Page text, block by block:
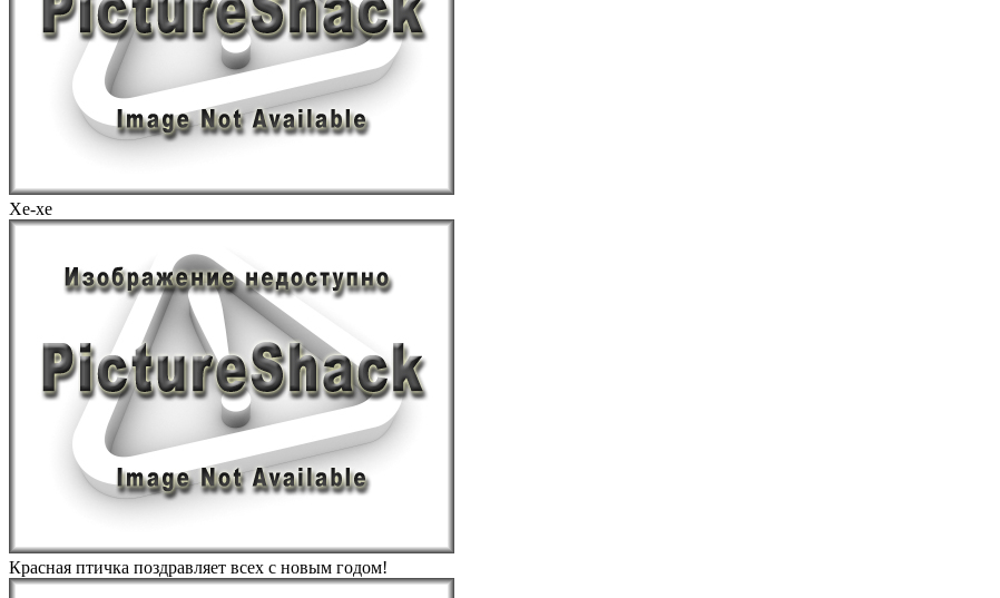
Хе-хе
Красная птичка поздравляет всех с новым годом!